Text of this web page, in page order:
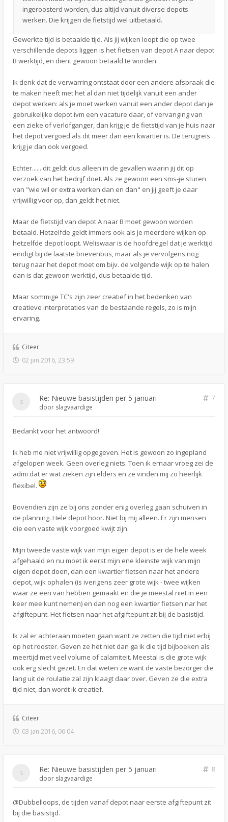
ingeroosterd worden, dus altijd vanuit diverse depots
werken. Die krijgen de fietstijd wel uitbetaald.
Gewerkte tijd is betaalde tijd. Als jij wijken loopt die op twee
verschillende depots liggen is het fietsen van depot A naar depot
B werktijd, en dient gewoon betaald te worden.
Ik denk dat de verwarring ontstaat door een andere afspraak die
te maken heeft met het al dan niet tijdelijk vanuit een ander
depot werken: als je moet werken vanuit een ander depot dan je
gebruikelijke depot ivm een vacature daar, of vervanging van
een zieke of verlofganger, dan krijg je de fietstijd van je huis naar
het depot vergoed als dit meer dan een kwartier is. De terugreis
krijg je dan ook vergoed.
Echter...... dit geldt dus alleen in de gevallen waarin jij dit op
verzoek van het bedrijf doet. Als ze gewoon een sms-je sturen
van "wie wil er extra werken dan en dan" en jij geeft je daar
vrijwillig voor op, dan geldt het niet.
Maar de fietstijd van depot A naar B moet gewoon worden
betaald. Hetzelfde geldt immers ook als je meerdere wijken op
hetzelfde depot loopt. Weliswaar is de hoofdregel dat je werktijd
eindigt bij de laatste brievenbus, maar als je vervolgens nog
terug naar het depot moet om bijv. de volgende wijk op te halen
dan is dat gewoon werktijd, dus betaalde tijd.
Maar sommige TC's zijn zeer creatief in het bedenken van
creatieve interpretaties van de bestaande regels, zo is mijn
ervaring.
Citeer
02 jan 2016, 23:59
Re: Nieuwe basistijden per 5 januari
7
door slagvaardige
Bedankt voor het antwoord!
Ik heb me niet vrijwillig opgegeven. Het is gewoon zo ingepland
afgelopen week. Geen overleg niets. Toen ik ernaar vroeg zei de
admi dat er wat zieken zijn elders en ze vinden mij zo heerlijk
flexibel.
Bovendien zijn ze bij ons zonder enig overleg gaan schuiven in
de planning. Hele depot hoor. Niet bij mij alleen. Er zijn mensen
die een vaste wijk voorgoed kwijt zijn.
Mijn tweede vaste wijk van mijn eigen depot is er de hele week
afgehaald en nu moet ik eerst mijn ene kleinste wijk van mijn
eigen depot doen, dan een kwartier fietsen naar het andere
depot, wijk ophalen (is iverigens zeer grote wijk - twee wijken
waar ze een van hebben gemaakt en die je meestal niet in een
keer mee kunt nemen) en dan nog een kwartier fietsen nar het
afgiftepunt. Het fietsen naar het afgiftepunt zit bij de basistijd.
Ik zal er achteraan moeten gaan want ze zetten die tijd niet erbij
op het rooster. Geven ze het niet dan ga ik die tijd bijboeken als
meertijd met veel volume of calamiteit. Meestal is die grote wijk
ook erg slecht gezet. En dat weten ze want de vaste bezorger die
lang uit de roulatie zal zijn klaagt daar over. Geven ze die extra
tijd niet, dan wordt ik creatief.
Citeer
03 jan 2016, 06:04
Re: Nieuwe basistijden per 5 januari
8
door slagvaardige
@Dubbelloops, de tijden vanaf depot naar eerste afgiftepunt zit
bij die basistijd.